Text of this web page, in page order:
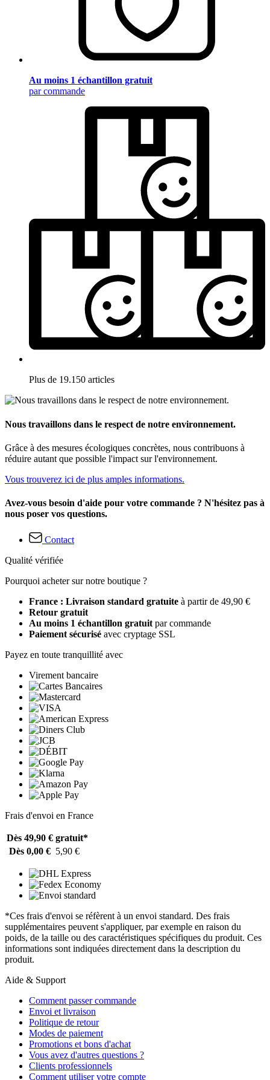
Au moins 1 échantillon gratuit
par commande
Plus de 19.150 articles
Nous travaillons dans le respect de notre environnement.
Grâce à des mesures écologiques concrètes, nous contribuons à
réduire autant que possible l'impact sur l'environnement.
Vous trouverez ici de plus amples informations.
Avez-vous besoin d'aide pour votre commande ? N'hésitez pas à
nous poser vos questions.
Contact
Qualité vérifiée
Pourquoi acheter sur notre boutique ?
France : Livraison standard gratuite à partir de 49,90 €
Retour gratuit
Au moins 1 échantillon gratuit par commande
Paiement sécurisé avec cryptage SSL
Payez en toute tranquillité avec
Virement bancaire
Frais d'envoi en France
Dès 49,90 € gratuit*
Dès 0,00 € 5,90 €
*Ces frais d'envoi se réfèrent à un envoi standard. Des frais
supplémentaires peuvent s'appliquer, par exemple en raison du
poids, de la taille ou des caractéristiques spécifiques du produit. Ces
informations sont indiquées directement dans la description du
produit.
Aide & Support
Comment passer commande
Envoi et livraison
Politique de retour
Modes de paiement
Promotions et bons d'achat
Vous avez d'autres questions ?
Clients professionnels
Comment utiliser votre compte